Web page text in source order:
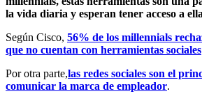
la vida diaria y esperan tener acceso a
Según Cisco, 56% de los millennials
que no cuentan con herramientas sociales
Por otra parte,las redes sociales son el
comunicar la marca de empleador.